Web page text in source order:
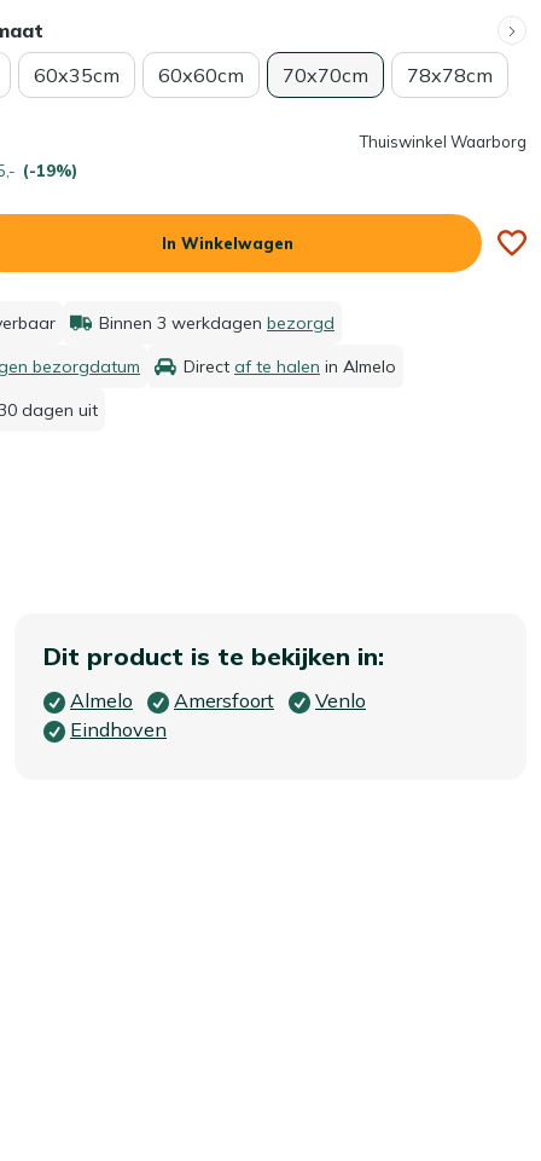
60x35cm
60x60cm 70x70cm 78x78cm
(-19%)
Thuiswinkel Waarborg
In Winkelwagen
Binnen 3 werkdagen bezorgd
bezorgdatum
Direct af te halen in Almelo
dagen uit
Dit product is te bekijken in:
Almelo Amersfoort
Venlo
Eindhoven